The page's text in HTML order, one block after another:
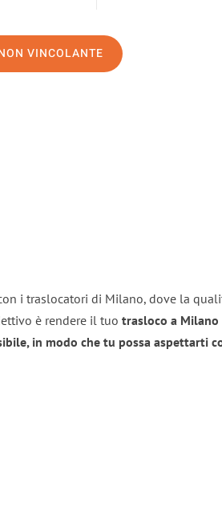
VINCOLANTE
i traslocatori di Milano, dove la
è rendere il tuo trasloco a
in modo che tu possa aspettarti